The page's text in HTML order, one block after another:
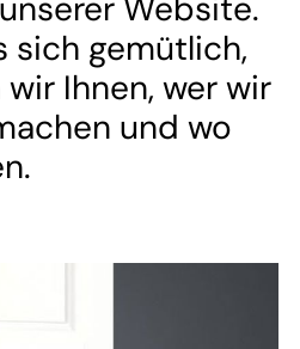
sich gemütlich,
Ihnen, wer wir
und wo